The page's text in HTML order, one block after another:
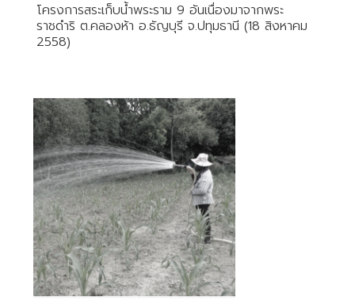
โครงการสระเก็บน้ำพระราม 9 อันเนื่องมาจากพระ
ราชดำริ ต.คลองห้า อ.ธัญบุรี จ.ปทุมธานี (18 สิงหาคม
2558)